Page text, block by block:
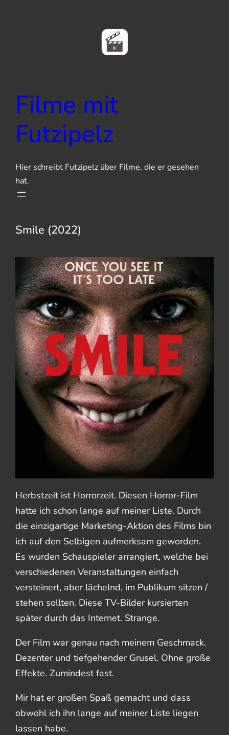
Filme mit
Futzipelz
Hier schreibt Futzipelz über Filme, die er gesehen
hat.
Smile (2022)
Herbstzeit ist Horrorzeit. Diesen Horror-Film
hatte ich schon lange auf meiner Liste. Durch
die einzigartige Marketing-Aktion des Films bin
ich auf den Selbigen aufmerksam geworden.
Es wurden Schauspieler arrangiert, welche bei
verschiedenen Veranstaltungen einfach
versteinert, aber lächelnd, im Publikum sitzen /
stehen sollten. Diese TV-Bilder kursierten
später durch das Internet. Strange.
Der Film war genau nach meinem Geschmack.
Dezenter und tiefgehender Grusel. Ohne große
Effekte. Zumindest fast.
Mir hat er großen Spaß gemacht und dass
obwohl ich ihn lange auf meiner Liste liegen
lassen habe.